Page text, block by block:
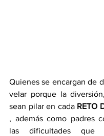
Quienes se encargan de
velar porque la
sean pilar en cada RETO
, además como padres
las dificultades que